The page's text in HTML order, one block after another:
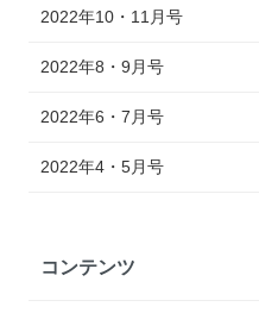
2022年10・11月号
2022年8・9月号
2022年6・7月号
2022年4・5月号
コンテンツ